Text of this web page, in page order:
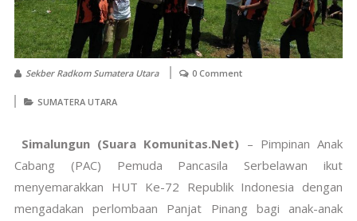
Sekber Radkom Sumatera Utara 0 Comment
SUMATERA UTARA
Simalungun (Suara Komunitas.Net) – Pimpinan Anak
Cabang (PAC) Pemuda Pancasila Serbelawan ikut
menyemarakkan HUT Ke-72 Republik Indonesia dengan
mengadakan perlombaan Panjat Pinang bagi anak-anak